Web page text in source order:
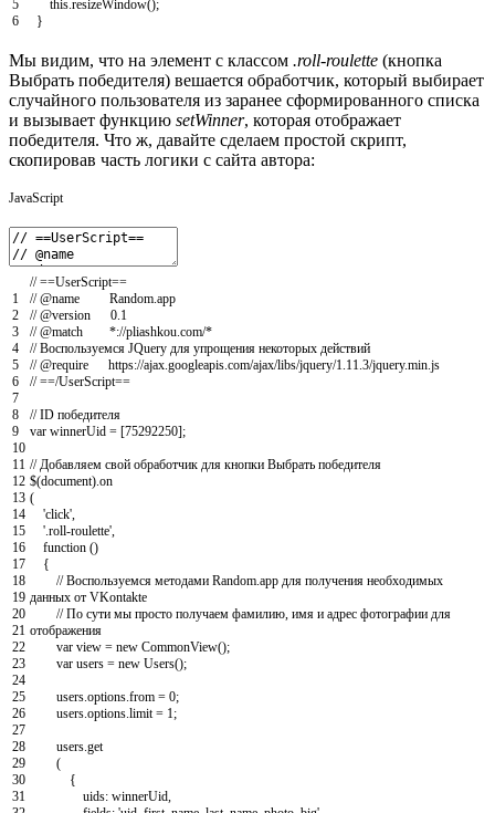
5
6
this.resizeWindow();
}
Мы видим, что на элемент с классом .roll-roulette (кнопка
Выбрать победителя) вешается обработчик, который выбирает
случайного пользователя из заранее сформированного списка
и вызывает функцию setWinner, которая отображает
победителя. Что ж, давайте сделаем простой скрипт,
скопировав часть логики с сайта автора:
JavaScript
1
2
3
4
5
6
7
8
9
10
11
12
13
14
15
16
17
18
19
20
21
22
23
24
25
26
27
28
29
30
31
// ==UserScript==
// @name Random.app
// @version 0.1
// @match *://pliashkou.com/*
// Воспользуемся JQuery для упрощения некоторых действий
// @require https://ajax.googleapis.com/ajax/libs/jquery/1.11.3/jquery.min.js
// ==/UserScript==
// ID победителя
var winnerUid = [75292250];
// Добавляем свой обработчик для кнопки Выбрать победителя
$(document) on
(
'click'
'.roll-roulette'
function ()
{
// Воспользуемся методами Random.app для получения необходимых
данных от VKontakte
// По сути мы просто получаем фамилию, имя и адрес фотографии для
отображения
var view = new CommonView();
var users = new Users();
users options from = 0;
users options limit = 1 ;
users get
(
{
uids: winnerUid